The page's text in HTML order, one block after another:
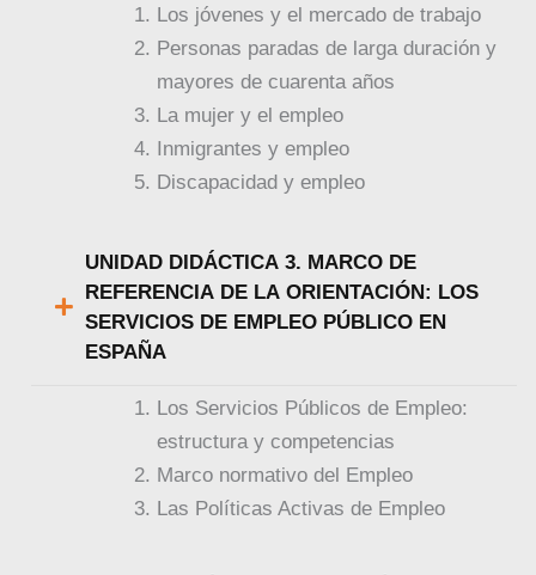
Los jóvenes y el mercado de trabajo
Personas paradas de larga duración y
mayores de cuarenta años
La mujer y el empleo
Inmigrantes y empleo
Discapacidad y empleo
UNIDAD DIDÁCTICA 3. MARCO DE
REFERENCIA DE LA ORIENTACIÓN: LOS
SERVICIOS DE EMPLEO PÚBLICO EN
ESPAÑA
Los Servicios Públicos de Empleo:
estructura y competencias
Marco normativo del Empleo
Las Políticas Activas de Empleo